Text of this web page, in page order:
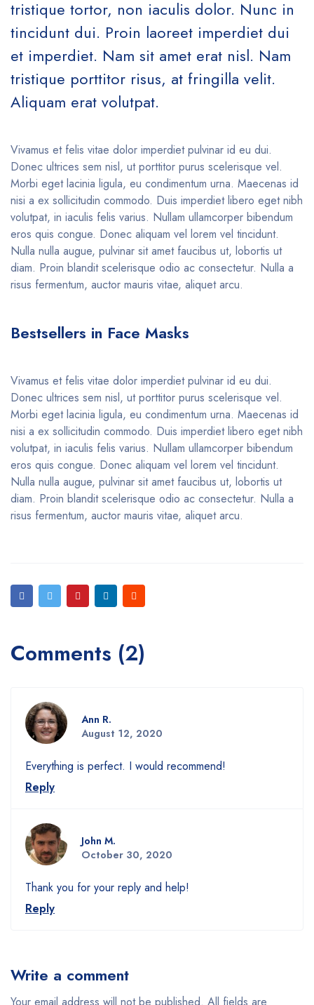
tristique tortor, non iaculis dolor. Nunc in
tincidunt dui. Proin laoreet imperdiet dui
et imperdiet. Nam sit amet erat nisl. Nam
tristique porttitor risus, at fringilla velit.
Aliquam erat volutpat.
Vivamus et felis vitae dolor imperdiet pulvinar id eu dui.
Donec ultrices sem nisl, ut porttitor purus scelerisque vel.
Morbi eget lacinia ligula, eu condimentum urna. Maecenas id
nisi a ex sollicitudin commodo. Duis imperdiet libero eget nibh
volutpat, in iaculis felis varius. Nullam ullamcorper bibendum
eros quis congue. Donec aliquam vel lorem vel tincidunt.
Nulla nulla augue, pulvinar sit amet faucibus ut, lobortis ut
diam. Proin blandit scelerisque odio ac consectetur. Nulla a
risus fermentum, auctor mauris vitae, aliquet arcu.
Bestsellers in Face Masks
Vivamus et felis vitae dolor imperdiet pulvinar id eu dui.
Donec ultrices sem nisl, ut porttitor purus scelerisque vel.
Morbi eget lacinia ligula, eu condimentum urna. Maecenas id
nisi a ex sollicitudin commodo. Duis imperdiet libero eget nibh
volutpat, in iaculis felis varius. Nullam ullamcorper bibendum
eros quis congue. Donec aliquam vel lorem vel tincidunt.
Nulla nulla augue, pulvinar sit amet faucibus ut, lobortis ut
diam. Proin blandit scelerisque odio ac consectetur. Nulla a
risus fermentum, auctor mauris vitae, aliquet arcu.
Comments (2)
Ann R.
August 12, 2020
Everything is perfect. I would recommend!
Reply
John M.
October 30, 2020
Thank you for your reply and help!
Reply
Write a comment